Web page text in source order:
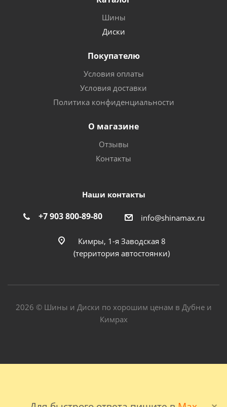
Шины
Диски
Покупателю
Условия оплаты
Условия доставки
Политика конфиденциальности
О магазине
Отзывы
Контакты
Наши контакты
+7 903 800-89-80 info@shinamax.ru
Кимры, 1-я Заводская 8
(территория автостоянки)
2026 © Шины и Диски по хорошим ценам в Дубне и
Кимрах